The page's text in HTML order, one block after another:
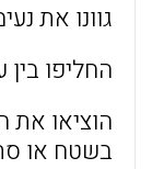
גוונו את
החליפו
הוציאו את
בשטח או